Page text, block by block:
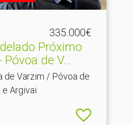
335.000€
Próximo
de V...
de Varzim / Póvoa de
e Argivai